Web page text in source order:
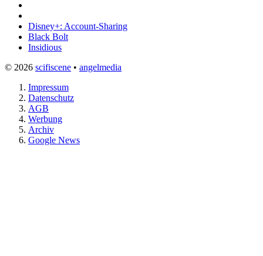
Disney+: Account-Sharing
Black Bolt
Insidious
© 2026 scifiscene • angelmedia
Impressum
Datenschutz
AGB
Werbung
Archiv
Google News